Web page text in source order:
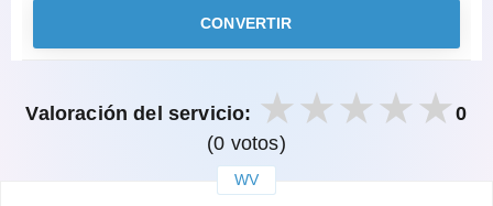
CONVERTIR
Valoración del servicio:
0
(0 votos)
WV